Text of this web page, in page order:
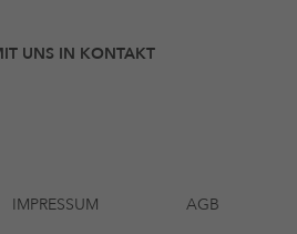
UNS IN KONTAKT
IMPRESSUM AGB